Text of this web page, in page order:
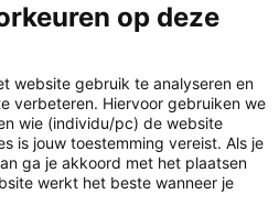
op deze
website gebruik te analyseren en
verbeteren. Hiervoor gebruiken we
wie (individu/pc) de website
is jouw toestemming vereist. Als je
ga je akkoord met het plaatsen
werkt het beste wanneer je